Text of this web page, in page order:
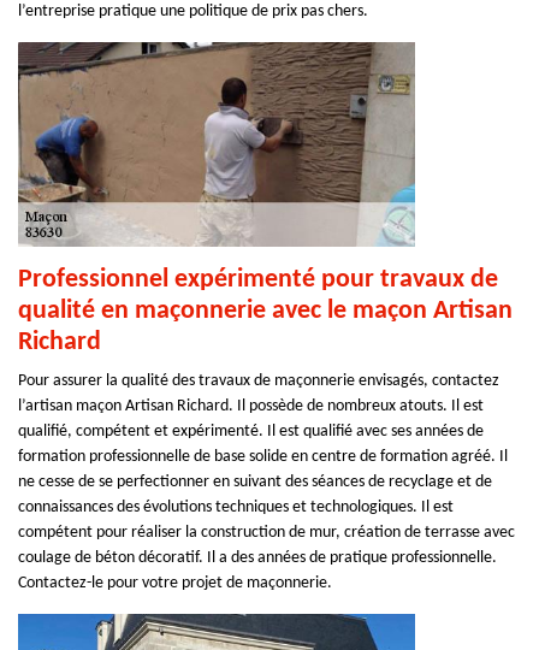
l’entreprise pratique une politique de prix pas chers.
Professionnel expérimenté pour travaux de
qualité en maçonnerie avec le maçon Artisan
Richard
Pour assurer la qualité des travaux de maçonnerie envisagés, contactez
l’artisan maçon Artisan Richard. Il possède de nombreux atouts. Il est
qualifié, compétent et expérimenté. Il est qualifié avec ses années de
formation professionnelle de base solide en centre de formation agréé. Il
ne cesse de se perfectionner en suivant des séances de recyclage et de
connaissances des évolutions techniques et technologiques. Il est
compétent pour réaliser la construction de mur, création de terrasse avec
coulage de béton décoratif. Il a des années de pratique professionnelle.
Contactez-le pour votre projet de maçonnerie.